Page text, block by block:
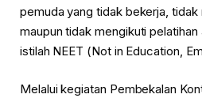
pemuda yang tidak bekerja,
maupun tidak mengikuti pelatihan
istilah NEET (Not in Education,
Melalui kegiatan Pembekalan